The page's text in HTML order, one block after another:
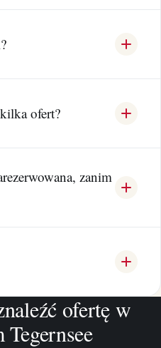
ofert?
zanim
ofertę w